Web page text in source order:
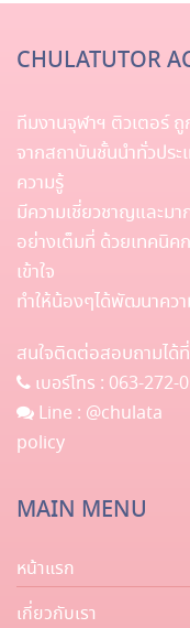
CHULATUTOR
ทีมงานจุฬาฯ ติวเตอร์
จากสถาบันชั้นนำทั่วปร
ความรู้
มีความเชี่ยวชาญและม
อย่างเต็มที่ ด้วยเทคนิค
เข้าใจ
ทำให้น้องๆได้พัฒนาคว
สนใจติดต่อสอบถามได้ที่
เบอร์โทร : 063-272-
Line : @chulata
policy
MAIN MENU
หน้าแรก
เกี่ยวกับเรา